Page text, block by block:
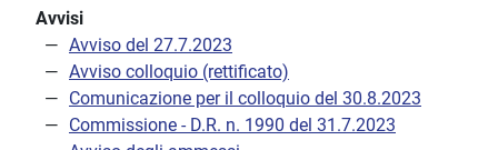
Avvisi
Avviso del 27.7.2023
Avviso colloquio (rettificato)
Comunicazione per il colloquio del 30.8.2023
Commissione - D.R. n. 1990 del 31.7.2023